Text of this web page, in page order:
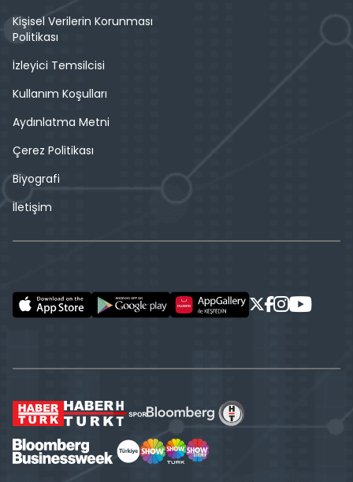
Kişisel Verilerin Korunması
Politikası
İzleyici Temsilcisi
Kullanım Koşulları
Aydınlatma Metni
Çerez Politikası
Biyografi
İletişim